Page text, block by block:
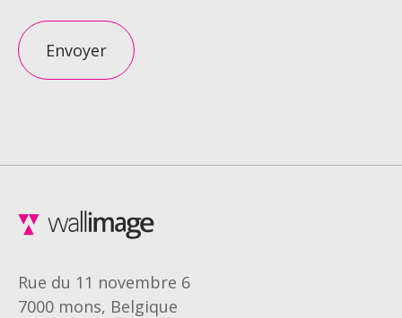
Envoyer
Rue du 11 novembre 6
7000 mons, Belgique